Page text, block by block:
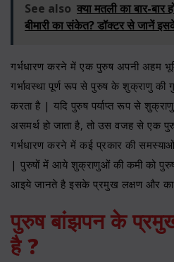
See also क्या मतली का बार-बार
बीमारी का संकेत? डॉक्टर से जानें
गर्भधारण करने में एक पुरुष अपनी अहम
गर्भावस्था पूर्ण रूप से पुरुष के शुक्राणु की
करता है | यदि पुरुष पर्याप्त रूप से
असमर्थ हो जाता है, तो उस वजह से एक
गर्भधारण करने में कई प्रकार की
| पुरुषों में आये शुक्राणुओं की कमी को पुरुष
आइये जानते है इसके प्रमुख लक्षण और
पुरुष बांझपन के
है ?